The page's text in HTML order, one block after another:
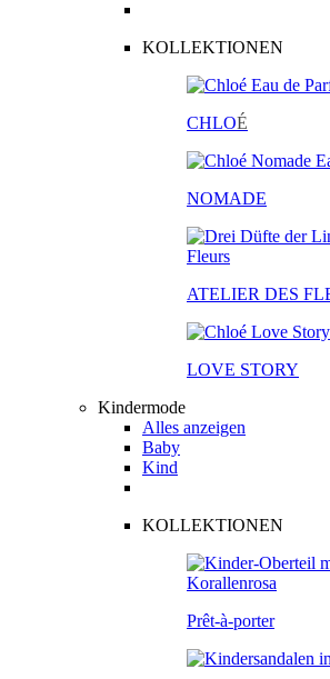
KOLLEKTIONEN
CHLOÉ
NOMADE
ATELIER DES
LOVE STORY
Kindermode
Alles anzeigen
Baby
Kind
KOLLEKTIONEN
Prêt-à-porter